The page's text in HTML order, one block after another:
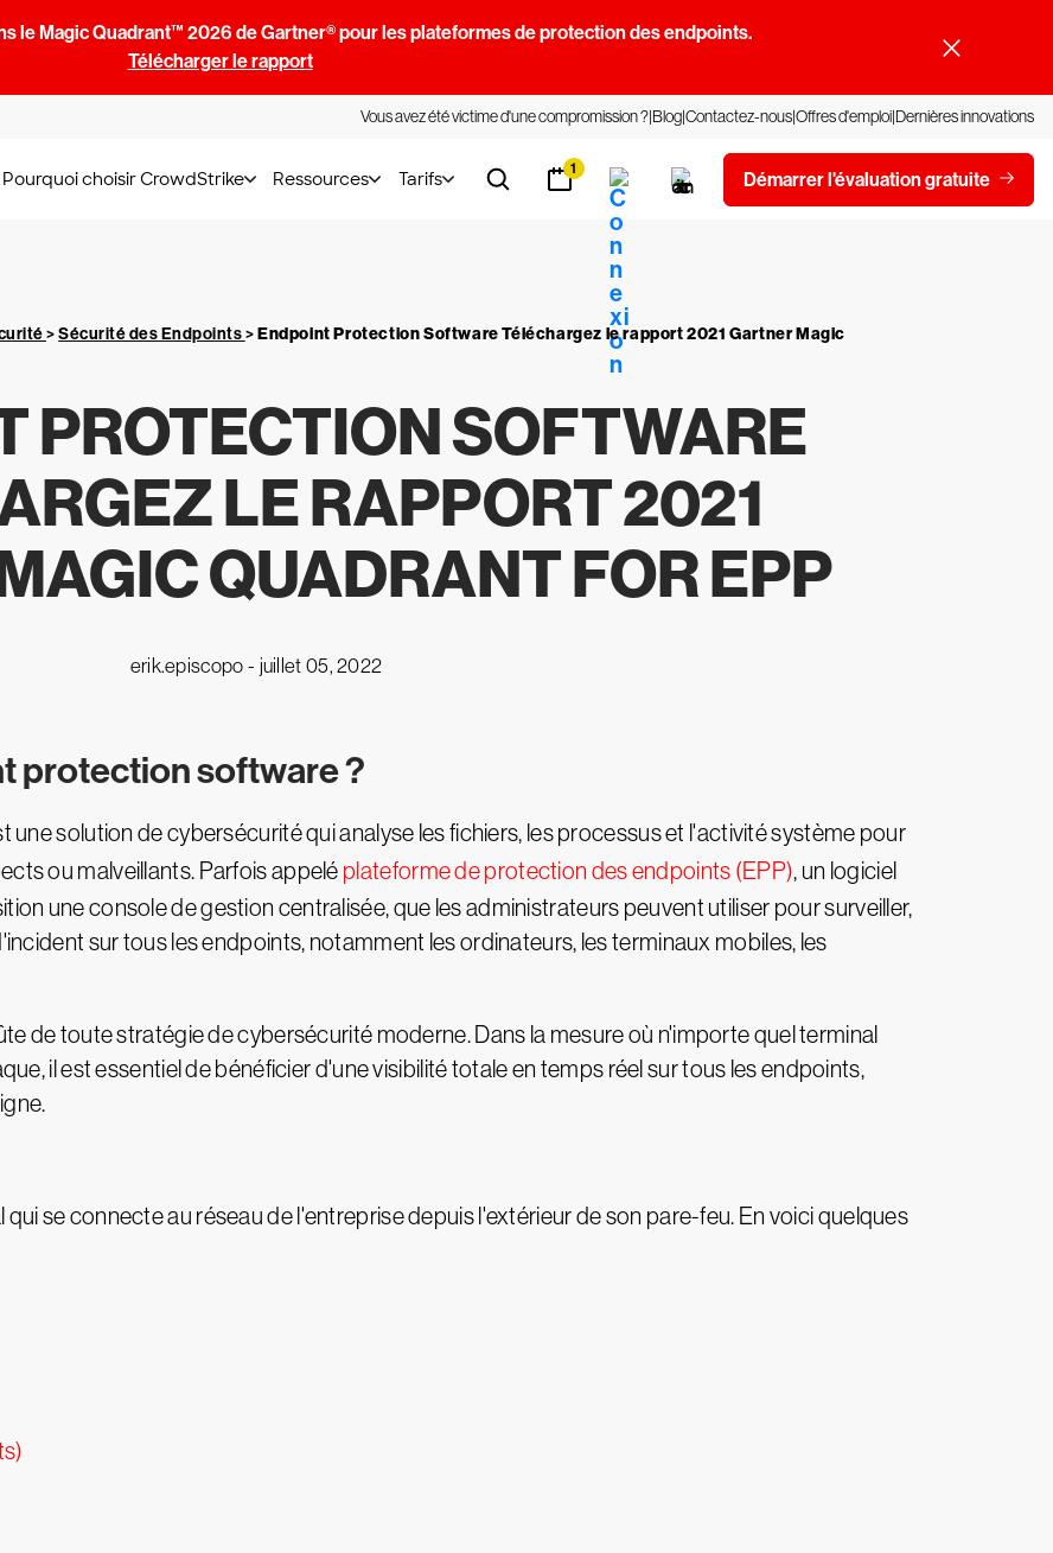
le Magic Quadrant™ 2026 de Gartner® pour les plateformes de protection des endpoints.
Télécharger le rapport
Vous avez été victime d'une compromission ?BlogContactez-nousOffres d'emploiDernières innovations
Pourquoi choisir CrowdStrike Ressources Tarifs 1 Démarrer l'évaluation gratuite
>Sécurité des Endpoints>Endpoint Protection Software Téléchargez le rapport 2021 Gartner Magic
PROTECTION SOFTWARE
LE RAPPORT 2021
QUADRANT FOR EPP
erik.episcopo - juillet 05, 2022
protection software ?
solution de cybersécurité qui analyse les fichiers, les processus et l'activité système pour
ou malveillants. Parfois appelé plateforme de protection des endpoints (EPP), un logiciel
une console de gestion centralisée, que les administrateurs peuvent utiliser pour surveiller,
sur tous les endpoints, notamment les ordinateurs, les terminaux mobiles, les
de toute stratégie de cybersécurité moderne. Dans la mesure où n'importe quel terminal
il est essentiel de bénéficier d'une visibilité totale en temps réel sur tous les endpoints,
se connecte au réseau de l'entreprise depuis l'extérieur de son pare-feu. En voici quelques